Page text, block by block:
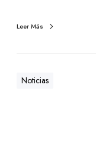
Leer Más
Noticias